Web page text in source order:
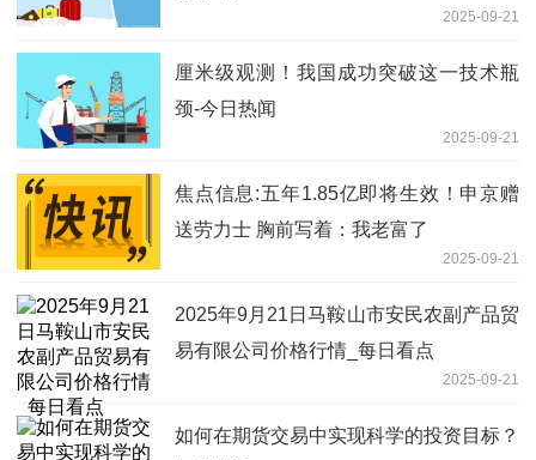
2025-09-21
厘米级观测！我国成功突破这一技术瓶
颈-今日热闻
2025-09-21
焦点信息:五年1.85亿即将生效！申京赠
送劳力士 胸前写着：我老富了
2025-09-21
2025年9月21日马鞍山市安民农副产品贸
易有限公司价格行情_每日看点
2025-09-21
如何在期货交易中实现科学的投资目标？